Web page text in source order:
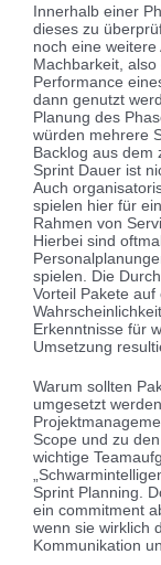
Innerhalb einer
dieses zu
noch eine
Machbarkeit, also
Performance
dann genutzt
Planung des
würden mehrere
Backlog aus dem
Sprint Dauer ist
Auch
spielen hier für
Rahmen von
Hierbei sind
spielen. Die
Vorteil Pakete
Erkenntnisse für
Umsetzung
Warum sollten
umgesetzt
Scope und zu
wichtige
Sprint Planning.
ein commitment
wenn sie wirklich
Kommunikation